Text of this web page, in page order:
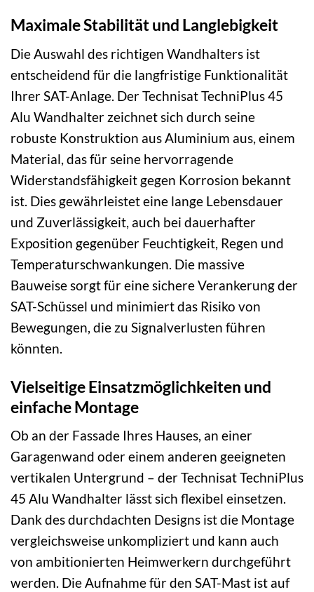
Maximale Stabilität und Langlebigkeit
Die Auswahl des richtigen Wandhalters ist
entscheidend für die langfristige Funktionalität
Ihrer SAT-Anlage. Der Technisat TechniPlus 45
Alu Wandhalter zeichnet sich durch seine
robuste Konstruktion aus Aluminium aus, einem
Material, das für seine hervorragende
Widerstandsfähigkeit gegen Korrosion bekannt
ist. Dies gewährleistet eine lange Lebensdauer
und Zuverlässigkeit, auch bei dauerhafter
Exposition gegenüber Feuchtigkeit, Regen und
Temperaturschwankungen. Die massive
Bauweise sorgt für eine sichere Verankerung der
SAT-Schüssel und minimiert das Risiko von
Bewegungen, die zu Signalverlusten führen
könnten.
Vielseitige Einsatzmöglichkeiten und
einfache Montage
Ob an der Fassade Ihres Hauses, an einer
Garagenwand oder einem anderen geeigneten
vertikalen Untergrund – der Technisat TechniPlus
45 Alu Wandhalter lässt sich flexibel einsetzen.
Dank des durchdachten Designs ist die Montage
vergleichsweise unkompliziert und kann auch
von ambitionierten Heimwerkern durchgeführt
werden. Die Aufnahme für den SAT-Mast ist auf